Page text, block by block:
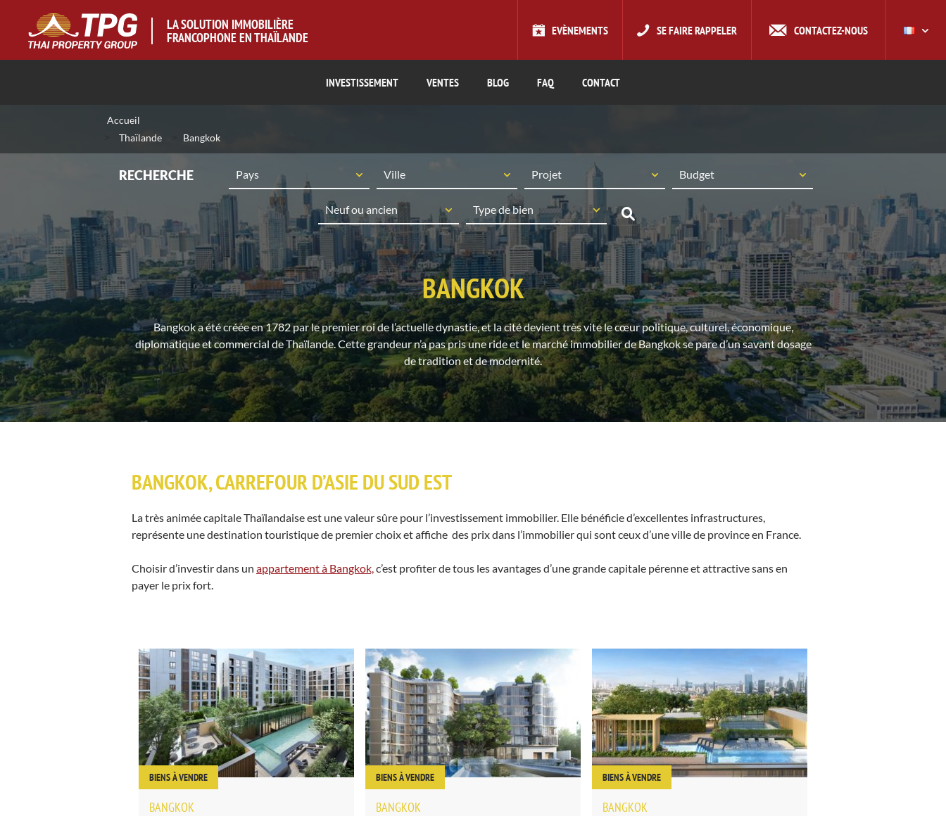
LA SOLUTION IMMOBILIÈRE
FRANCOPHONE EN THAÏLANDE
EVÈNEMENTS SE FAIRE RAPPELER CONTACTEZ-NOUS
INVESTISSEMENT VENTES BLOG FAQ CONTACT
Accueil
Thaïlande Bangkok
RECHERCHE
BANGKOK
Bangkok a été créée en 1782 par le premier roi de l’actuelle dynastie, et la cité devient très vite le cœur politique, culturel, économique,
diplomatique et commercial de Thaïlande. Cette grandeur n’a pas pris une ride et le marché immobilier de Bangkok se pare d’un savant dosage
de tradition et de modernité.
BANGKOK, CARREFOUR D’ASIE DU SUD EST
La très animée capitale Thaïlandaise est une valeur sûre pour l’investissement immobilier. Elle bénéficie d’excellentes infrastructures,
représente une destination touristique de premier choix et affiche des prix dans l’immobilier qui sont ceux d’une ville de province en France.
Choisir d’investir dans un appartement à Bangkok,c’est profiter de tous les avantages d’une grande capitale pérenne et attractive sans en
payer le prix fort.
BIENS À VENDRE
BANGKOK
BIENS À VENDRE
BANGKOK
BIENS À VENDRE
BANGKOK